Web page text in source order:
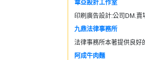
韋亞設計工作室
印刷廣告設計:公司DM.賣
九鼎法律事務所
法律事務所本著提供良好
阿成牛肉麵